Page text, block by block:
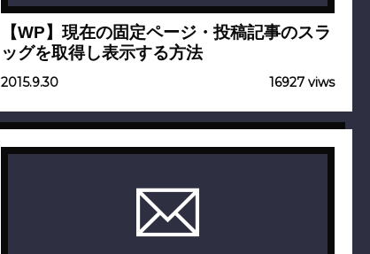
【WP】現在の固定ページ・投稿記事のスラ
ッグを取得し表示する方法
2015.9.30 16927 viws